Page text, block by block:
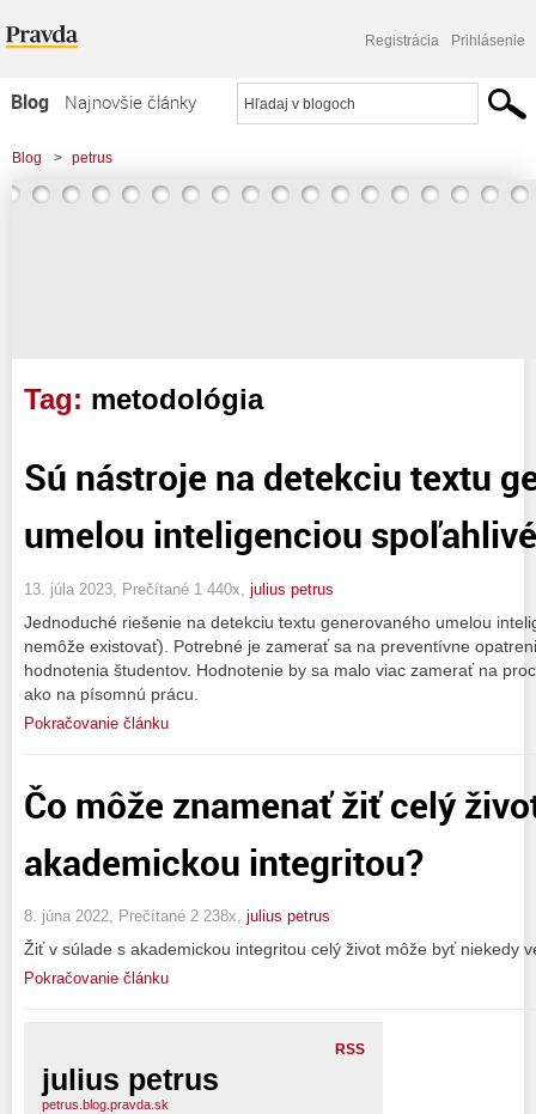
Registrácia Prihlásenie
Blog
Najnovšie články
Najčítanejšie články
Najkomentovanejšie články
Blog > petrus
Tag: metodológia
Sú nástroje na detekciu textu
umelou inteligenciou
13. júla 2023, Prečítané 1 440x, julius petrus
Jednoduché riešenie na detekciu textu generovaného umelou
nemôže existovať). Potrebné je zamerať sa na preventívne
hodnotenia študentov. Hodnotenie by sa malo viac zamerať na
ako na písomnú prácu.
Pokračovanie článku
Čo môže znamenať žiť celý
akademickou integritou?
8. júna 2022, Prečítané 2 238x, julius petrus
Žiť v súlade s akademickou integritou celý život môže byť niekedy
Pokračovanie článku
RSS
julius petrus
petrus.blog.pravda.sk